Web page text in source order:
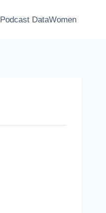
Podcast DataWomen